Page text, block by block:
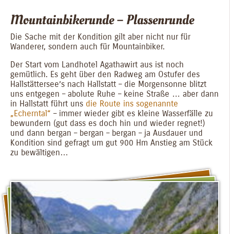
Mountainbikerunde – Plassenrunde
Die Sache mit der Kondition gilt aber nicht nur für
Wanderer, sondern auch für Mountainbiker.
Der Start vom Landhotel Agathawirt aus ist noch
gemütlich. Es geht über den Radweg am Ostufer des
Hallstättersee’s nach Hallstatt – die Morgensonne blitzt
uns entgegen – abolute Ruhe – keine Straße … aber dann
in Hallstatt führt uns die Route ins sogenannte
„Echerntal“ – immer wieder gibt es kleine Wasserfälle zu
bewundern (gut dass es doch hin und wieder regnet!)
und dann bergan – bergan – bergan – ja Ausdauer und
Kondition sind gefragt um gut 900 Hm Anstieg am Stück
zu bewältigen…